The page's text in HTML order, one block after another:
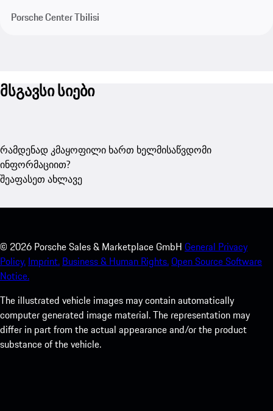
Porsche Center Tbilisi
მსგავსი სიები
რამდენად კმაყოფილი ხართ ხელმისაწვდომი
ინფორმაციით?
შეაფასეთ ახლავე
© 2026 Porsche Sales & Marketplace GmbH General Privacy
Policy. Imprint. Business & Human Rights.Open Source Software
Notice.
The illustrated vehicle images may contain automatically
computer generated image material. The representation may
differ in part from the actual appearance and/or the product
substance of the vehicle.